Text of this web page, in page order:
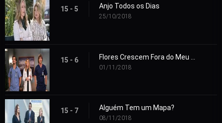
15 - 5 Anjo Todos os Dias
25/10/2018
15 - 6
01/11/2018
15 - 7 Alguém Tem um Mapa?
08/11/2018